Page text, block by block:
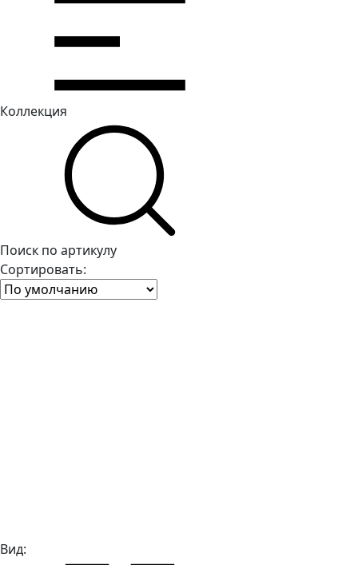
Коллекция
Поиск по артикулу
Сортировать:
Вид: